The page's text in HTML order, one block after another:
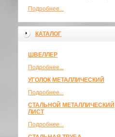
Подробнее...
КАТАЛОГ
ШВЕЛЛЕР
Подробнее...
УГОЛОК МЕТАЛЛИЧЕСКИЙ
Подробнее...
СТАЛЬНОЙ МЕТАЛЛИЧЕСКИЙ
ЛИСТ
Подробнее...